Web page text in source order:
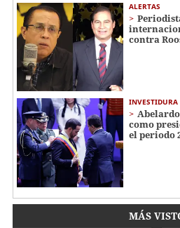
ALERTAS
contra
INVESTIDURA
como
el periodo
MÁS